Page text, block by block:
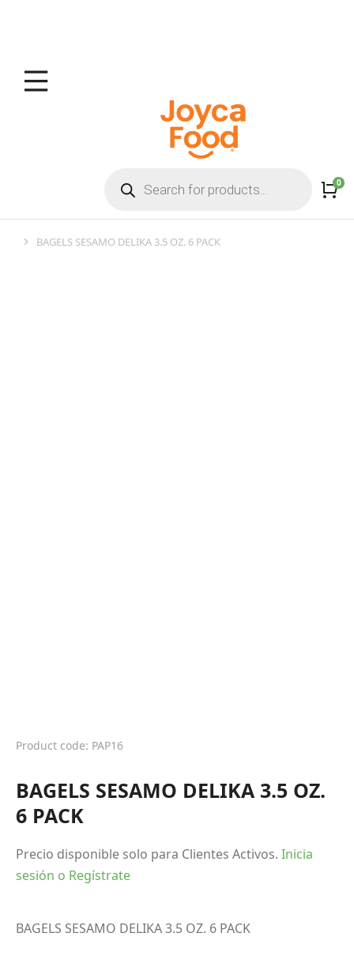
You are here:
BAGELS SESAMO DELIKA 3.5 OZ. 6 PACK
Product code: PAP16
BAGELS SESAMO DELIKA 3.5 OZ.
6 PACK
Precio disponible solo para Clientes Activos. Inicia
sesión o Regístrate
BAGELS SESAMO DELIKA 3.5 OZ. 6 PACK